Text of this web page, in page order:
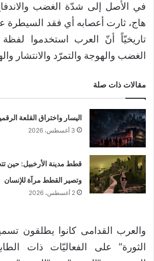
في الأصل إلى شدّة الغضب
هاج، ثارت أعصابه أي فقد السيطرة
تاريخيّاً أنّ العرب استخدموا لفظة
الغضب والهوجة والتمرّد والانتشار
مقالات ذات صلة
اليسار واختراق القلعة
3 أغسطس، 2026
قطط مدينة الأرخبيل: حين
وتصير القطط مرآة للإنسان
2 أغسطس، 2026
والعرب القدامى كانوا يطلقون
الثورة” على الفعاليّات ذات